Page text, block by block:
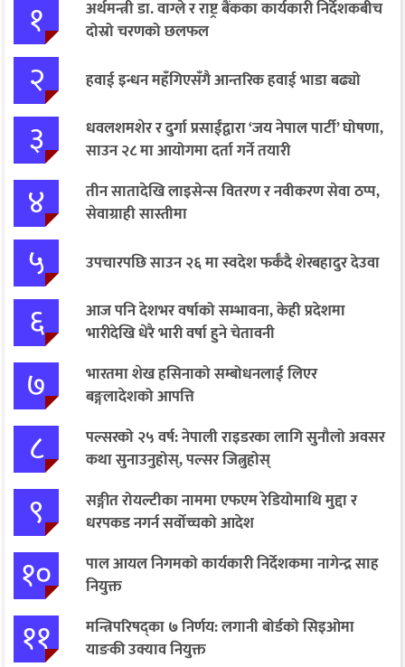
१
अर्थमन्त्री डा. वाग्ले र राष्ट्र बैंकका कार्यकारी निर्देशकबीच
दोस्रो चरणको छलफल
२ हवाई इन्धन महँगिएसँगै आन्तरिक हवाई भाडा बढ्यो
३
धवलशमशेर र दुर्गा प्रसाईंद्वारा ‘जय नेपाल पार्टी’ घोषणा,
साउन २८ मा आयोगमा दर्ता गर्ने तयारी
४
तीन सातादेखि लाइसेन्स वितरण र नवीकरण सेवा ठप्प,
सेवाग्राही सास्तीमा
५ उपचारपछि साउन २६ मा स्वदेश फर्कँदै शेरबहादुर देउवा
६
आज पनि देशभर वर्षाको सम्भावना, केही प्रदेशमा
भारीदेखि धेरै भारी वर्षा हुने चेतावनी
७
भारतमा शेख हसिनाको सम्बोधनलाई लिएर
बङ्गलादेशको आपत्ति
८
पल्सरको २५ वर्ष: नेपाली राइडरका लागि सुनौलो अवसर
कथा सुनाउनुहोस्, पल्सर जित्नुहोस्
९
सङ्गीत रोयल्टीका नाममा एफएम रेडियोमाथि मुद्दा र
धरपकड नगर्न सर्वोच्चको आदेश
१०
पाल आयल निगमको कार्यकारी निर्देशकमा नागेन्द्र साह
नियुक्त
११
मन्त्रिपरिषद्का ७ निर्णय: लगानी बोर्डको सिइओमा
याङकी उक्याव नियुक्त